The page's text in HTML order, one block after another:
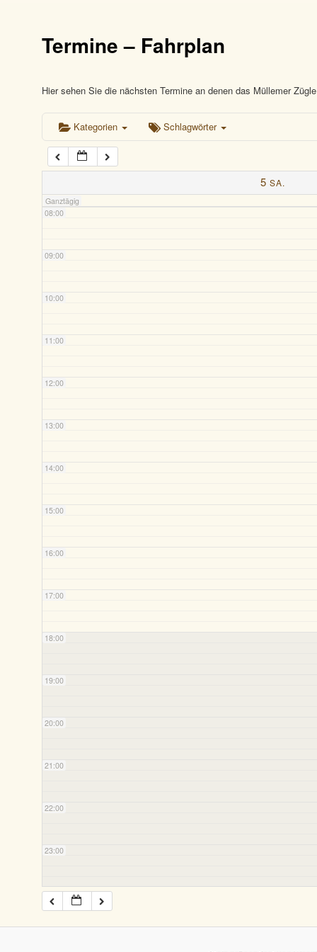
Termine – Fahrplan
Hier sehen Sie die nächsten Termine an denen das Müllemer
Kategorien Schlagwörter
5 SA.
Ganztägig
04:00
05:00
06:00
07:00
08:00
09:00
10:00
11:00
12:00
13:00
14:00
15:00
16:00
17:00
18:00
19:00
20:00
21:00
22:00
23:00